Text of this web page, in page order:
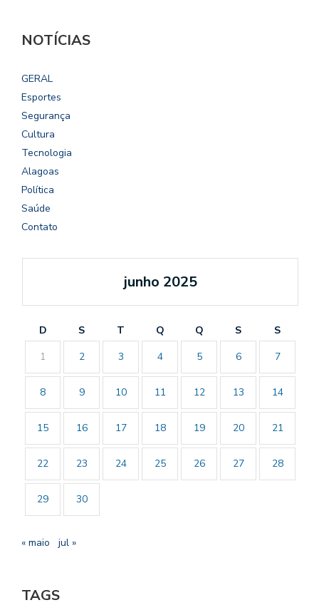
NOTÍCIAS
GERAL
Esportes
Segurança
Cultura
Tecnologia
Alagoas
Política
Saúde
Contato
junho 2025
D S T Q Q S
S
1
2 3 4 5 6 7
8 9 10 11 12 13 14
15 16 17 18 19 20 21
22 23 24 25 26 27 28
29 30
« maio jul »
TAGS